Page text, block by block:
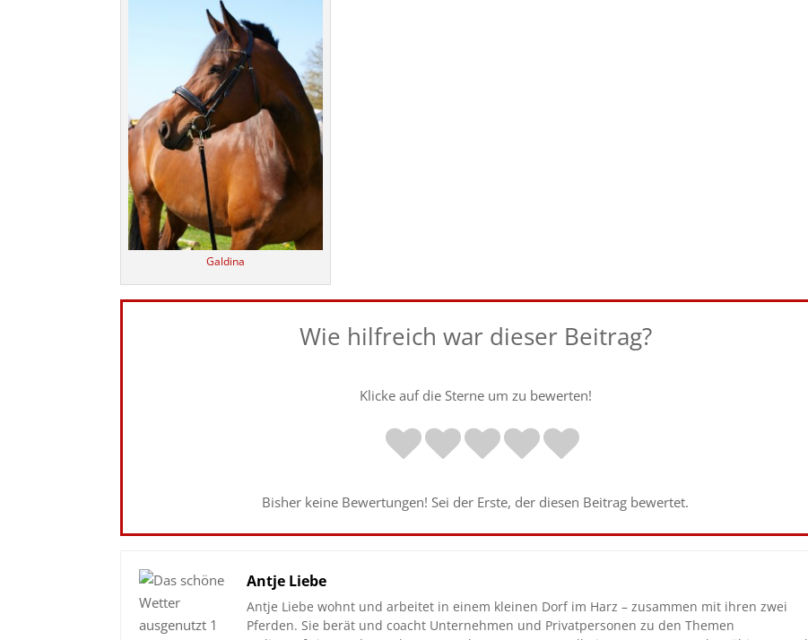
Galdina
Wie hilfreich war dieser Beitrag?
Klicke auf die Sterne um zu bewerten!
Bisher keine Bewertungen! Sei der Erste, der diesen Beitrag bewertet.
Antje Liebe
Antje Liebe wohnt und arbeitet in einem kleinen Dorf im Harz – zusammen mit ihren zwei
Pferden. Sie berät und coacht Unternehmen und Privatpersonen zu den Themen